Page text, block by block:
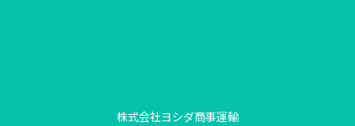
株式会社ヨシダ商事運輸